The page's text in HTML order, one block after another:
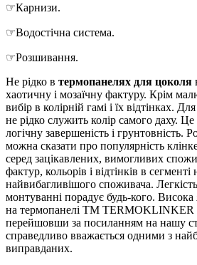
☞Карнизи.
☞Водостічна система.
☞Розшивання.
Не рідко в термопанелях для цоколя
хаотичну і мозаїчну фактуру. Крім
вибір в колірній гамі і їх відтінках.
не рідко служить колір самого даху.
логічну завершеність і грунтовність.
можна сказати про популярність
серед зацікавлених, вимогливих
фактур, кольорів і відтінків в сегменті
найвибагливішого споживача.
монтуванні порадує будь-кого. Висока
на термопанелі TM TERMOKLINKER
перейшовши за посиланням на нашу
справедливо вважається одними з
виправданих.